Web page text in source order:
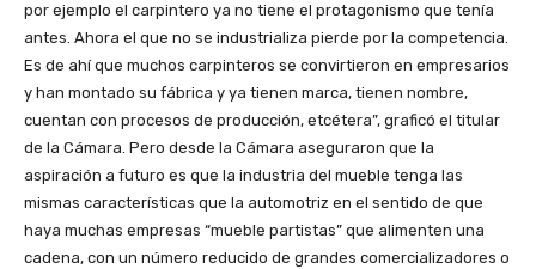
por ejemplo el carpintero ya no tiene el protagonismo que tenía
antes. Ahora el que no se industrializa pierde por la competencia.
Es de ahí que muchos carpinteros se convirtieron en empresarios
y han montado su fábrica y ya tienen marca, tienen nombre,
cuentan con procesos de producción, etcétera”, graficó el titular
de la Cámara. Pero desde la Cámara aseguraron que la
aspiración a futuro es que la industria del mueble tenga las
mismas características que la automotriz en el sentido de que
haya muchas empresas “mueble partistas” que alimenten una
cadena, con un número reducido de grandes comercializadores o